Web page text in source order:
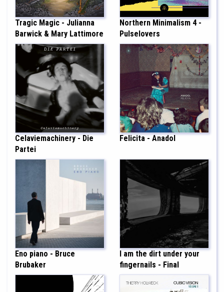
Tragic Magic - Julianna
Barwick & Mary Lattimore
Northern Minimalism 4 -
Pulselovers
Celaviemachinery - Die
Partei
Felicita - Anadol
Eno piano - Bruce
Brubaker
I am the dirt under your
fingernails - Final